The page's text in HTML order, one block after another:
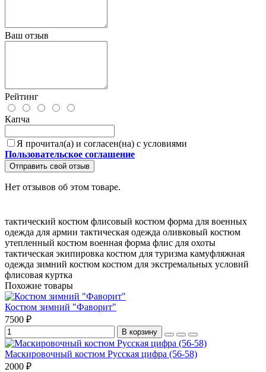
Ваш отзыв
Рейтинг
Капча
Я прочитал(а) и согласен(на) с условиями
Пользовательское соглашение
Отправить свой отзыв
Нет отзывов об этом товаре.
тактический костюм флисовый костюм форма для военных
одежда для армии тактическая одежда оливковый костюм
утепленный костюм военная форма флис для охоты
тактическая экипировка костюм для туризма камуфляжная
одежда зимний костюм костюм для экстремальных условий
флисовая куртка
Похожие товары
Костюм зимний "Фаворит"
7500 ₽
В корзину
Маскировочный костюм Русская цифра (56-58)
2000 ₽